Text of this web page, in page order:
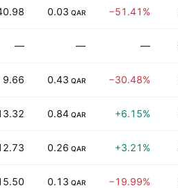
0.03 QAR −51.41%
— — —
9.66 0.43 QAR −30.48%
0.84 QAR +6.15%
0.26 QAR +3.21%
0.13 QAR −19.99%